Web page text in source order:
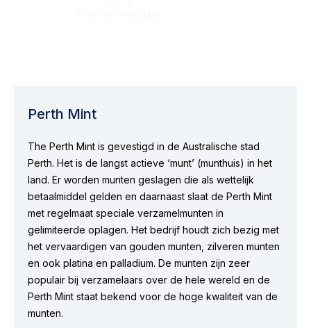
Perth Mint
The Perth Mint is gevestigd in de Australische stad
Perth. Het is de langst actieve ‘munt’ (munthuis) in het
land. Er worden munten geslagen die als wettelijk
betaalmiddel gelden en daarnaast slaat de Perth Mint
met regelmaat speciale verzamelmunten in
gelimiteerde oplagen. Het bedrijf houdt zich bezig met
het vervaardigen van gouden munten, zilveren munten
en ook platina en palladium. De munten zijn zeer
populair bij verzamelaars over de hele wereld en de
Perth Mint staat bekend voor de hoge kwaliteit van de
munten.